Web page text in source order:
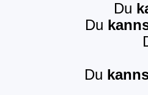
Du
Du
Du